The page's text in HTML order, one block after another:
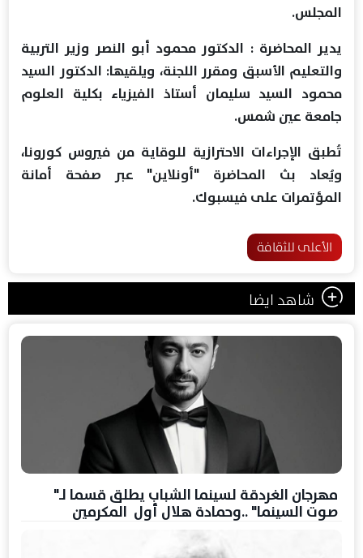
المجلس.
يدير المحاضرة : الدكتور محمود أبو النصر وزير التربية
والتعليم الأسبق ومقرر اللجنة، ويلقيها: الدكتور السيد
محمود السيد سليمان أستاذ الفيزياء بكلية العلوم
جامعة عين شمس.
تُطبق الإجراءات الاحترازية للوقاية من فيروس كورونا،
ويُعاد بث المحاضرة "أونلاين" عبر صفحة أمانة
المؤتمرات على فيسبوك.
الأعلى للثقافة
شاهد ايضا
مهرجان الغردقة لسينما الشباب يطلق قسما لـ"
صوت السينما" ..وحمادة هلال أول المكرمين